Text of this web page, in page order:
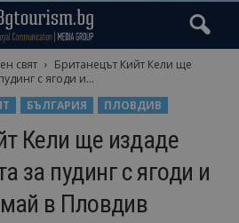
свят
Британецът Кийт Кели ще
с ягоди и...
БЪЛГАРИЯ ПЛОВДИВ
Кели ще издаде
за пудинг с ягоди и
в Пловдив